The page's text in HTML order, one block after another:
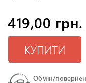
419,00 грн.
КУПИТИ
Обмін/